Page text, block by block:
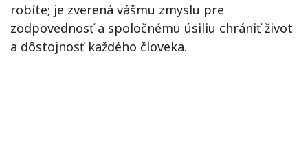
robíte; je zverená vášmu zmyslu pre
zodpovednosť a spoločnému úsiliu chrániť život
a dôstojnosť každého človeka.